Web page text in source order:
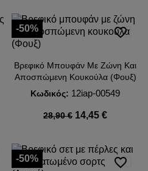
Βρεφικό Μπουφάν Με Ζώνη Και
Αποσπώμενη Κουκούλα (Φουξ)
Κωδικός: 12iap-00549
28,90 € 14,45 €
-50% favorite_border
-50% favorite_border